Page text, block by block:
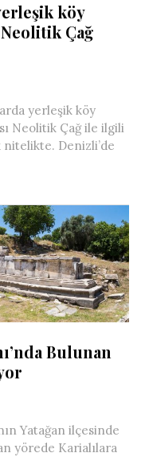
köy
Çağ
yerleşik köy
Neolitik Çağ ile ilgili
Denizli’de
Bulunan
Yatağan ilçesinde
yörede Karialılara